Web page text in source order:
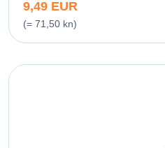
9,49 EUR
(= 71,50 kn)